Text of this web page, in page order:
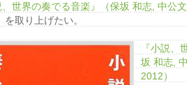
、世界の奏でる音楽』（保坂 和志, 中公
を取り上げたい。
『小説、
坂 和志,
2012）